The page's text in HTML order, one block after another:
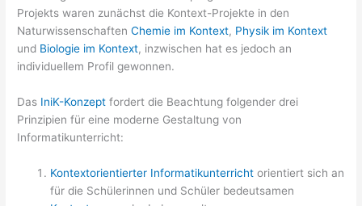
Projekts waren zunächst die Kontext-Projekte in den
NaturwissenschaftenChemie im Kontext, Physik im Kontext
und Biologie im Kontext, inzwischen hat es jedoch an
individuellem Profil gewonnen.
Das IniK-Konzept fordert die Beachtung folgender drei
Prinzipien für eine moderne Gestaltung von
Informatikunterricht:
Kontextorientierter Informatikunterricht orientiert sich an
für die Schülerinnen und Schüler bedeutsamen